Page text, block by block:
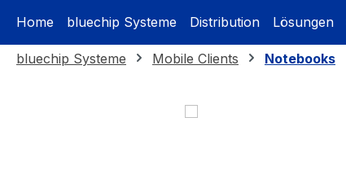
Home bluechip Systeme Distribution Lösungen
bluechip Systeme Mobile Clients Notebooks
Bildergalerie überspringen